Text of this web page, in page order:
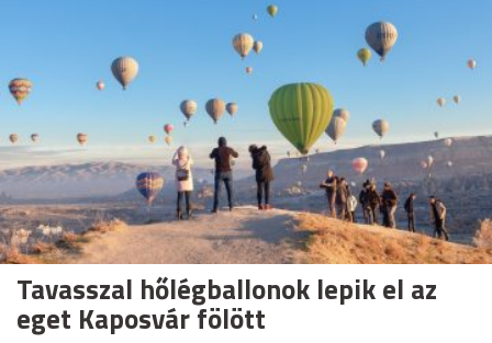
Tavasszal hőlégballonok lepik el az
eget Kaposvár fölött